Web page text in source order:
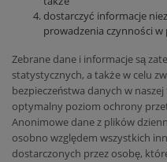
dostarczyć informacje
prowadzenia czynności
Zebrane dane i informacje są
statystycznych, a także w celu
bezpieczeństwa danych w
optymalny poziom ochrony
Anonimowe dane z plików
osobno względem wszystkich
dostarczonych przez osobę,